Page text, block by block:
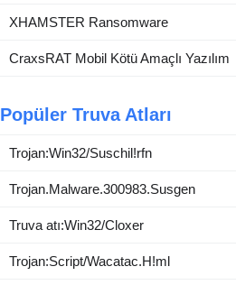
XHAMSTER Ransomware
CraxsRAT Mobil Kötü Amaçlı Yazılım
Popüler Truva Atları
Trojan:Win32/Suschil!rfn
Trojan.Malware.300983.Susgen
Truva atı:Win32/Cloxer
Trojan:Script/Wacatac.H!ml